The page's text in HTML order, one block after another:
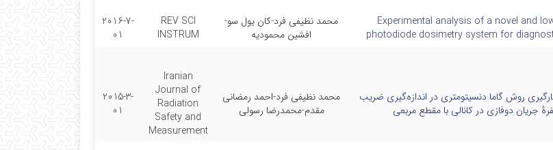
Experimental analysis of a novel and
photodiode dosimetry system for
محمد نظیفی فرد-کان یول سو-
افشین محمودیه
REV SCI
INSTRUM
2016-7-
01
روش گاما دنسیتومتری در اندازه‌گیری ضریب
جریان دوفازی در کانالی با مقطع مربعی
محمد نظیفی فرد-احمد رمضانی
مقدم-محمدرضا رسولی
Iranian
Journal of
Radiation
Safety and
Measurement
2015-3-
01